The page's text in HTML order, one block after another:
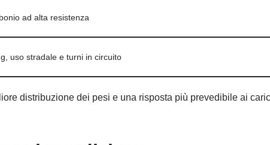
ad alta resistenza
uso stradale e turni in circuito
distribuzione dei pesi e una risposta più prevedibile ai